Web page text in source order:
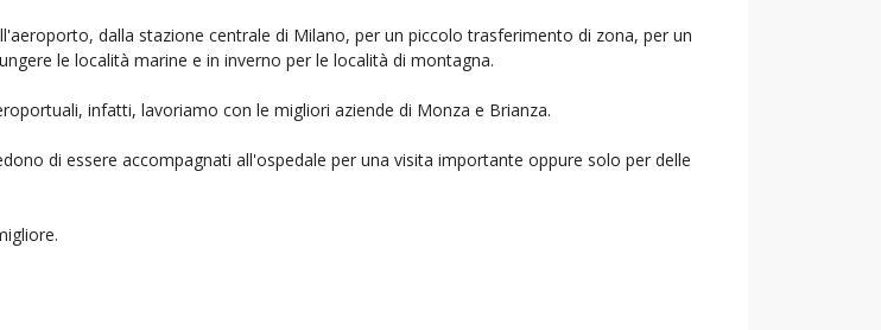
dalla stazione centrale di Milano, per un piccolo trasferimento di zona, per un
le località marine e in inverno per le località di montagna.
infatti, lavoriamo con le migliori aziende di Monza e Brianza.
di essere accompagnati all'ospedale per una visita importante oppure solo per delle